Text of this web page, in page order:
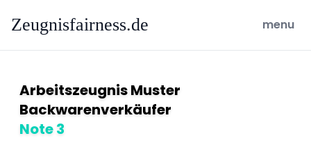
Zeugnisfairness.de open
menu
Arbeitszeugnis Muster
Backwarenverkäufer
Note 3